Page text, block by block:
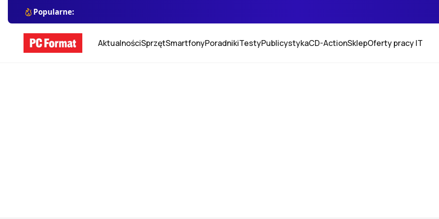
Popularne:
AktualnościSprzętSmartfonyPoradnikiTestyPublicystykaCD-ActionSklepOferty pracy IT